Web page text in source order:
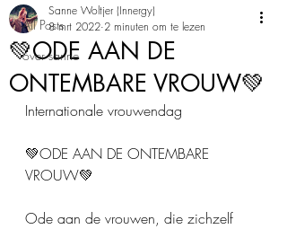
All Posts
over sanne
💚ODE AAN DE
ONTEMBARE VROUW💚
Sanne Woltjer (Innergy)
8 mrt 2022 2 minuten om te lezen
Internationale vrouwendag
💚ODE AAN DE ONTEMBARE
VROUW💚
Ode aan de vrouwen, die zichzelf